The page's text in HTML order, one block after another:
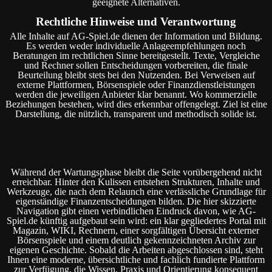
Rechtliche Hinweise und Verantwortung
Alle Inhalte auf AG-Spiel.de dienen der Information und Bildung.
Es werden weder individuelle Anlageempfehlungen noch
Beratungen im rechtlichen Sinne bereitgestellt. Texte, Vergleiche
und Rechner sollen Entscheidungen vorbereiten, die finale
Beurteilung bleibt stets bei den Nutzenden. Bei Verweisen auf
externe Plattformen, Börsenspiele oder Finanzdienstleistungen
werden die jeweiligen Anbieter klar benannt. Wo kommerzielle
Beziehungen bestehen, wird dies erkennbar offengelegt. Ziel ist eine
Darstellung, die nützlich, transparent und methodisch solide ist.
Während der Wartungsphase bleibt die Seite vorübergehend nicht
erreichbar. Hinter den Kulissen entstehen Strukturen, Inhalte und
Werkzeuge, die nach dem Relaunch eine verlässliche Grundlage für
eigenständige Finanzentscheidungen bilden. Die hier skizzierte
Navigation gibt einen verbindlichen Eindruck davon, wie AG-
Spiel.de künftig aufgebaut sein wird: ein klar gegliedertes Portal mit
Magazin, WIKI, Rechnern, einer sorgfältigen Übersicht externer
Börsenspiele und einem deutlich gekennzeichneten Archiv zur
eigenen Geschichte. Sobald die Arbeiten abgeschlossen sind, steht
Ihnen eine moderne, übersichtliche und fachlich fundierte Plattform
zur Verfügung, die Wissen, Praxis und Orientierung konsequent